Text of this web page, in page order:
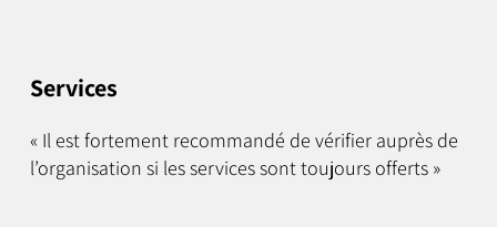
Services
« Il est fortement recommandé de vérifier auprès de
l’organisation si les services sont toujours offerts »